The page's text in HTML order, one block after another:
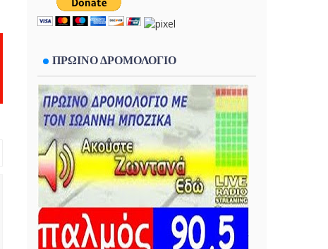
ΠΡΩΙΝΟ ΔΡΟΜΟΛΟΓΙΟ